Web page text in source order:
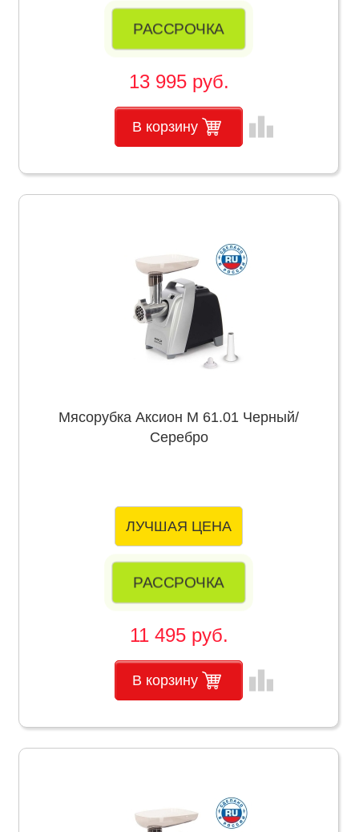
РАССРОЧКА
13 995 руб.
В корзину leaderboard
Мясорубка Аксион М 61.01 Черный/
Серебро
ЛУЧШАЯ ЦЕНА
РАССРОЧКА
11 495 руб.
В корзину leaderboard